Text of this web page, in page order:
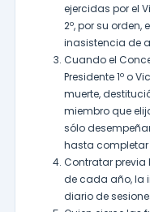
ejercidas por el
2º, por su
inasistencia de
Cuando el
Presidente 1º o
muerte,
miembro que
sólo
hasta completar
Contratar previa
de cada año, la
diario de